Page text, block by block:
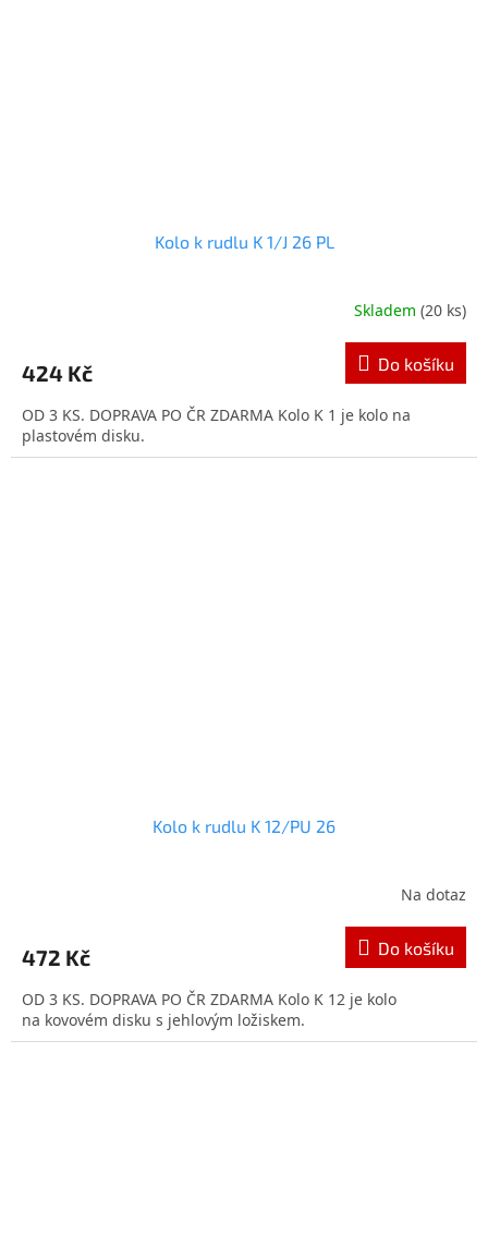
Kolo k rudlu K 1/J 26 PL
je
z
5
hvězdiček.
Skladem(20 ks)
424 Kč Do košíku
OD 3 KS. DOPRAVA PO ČR ZDARMA Kolo K 1 je kolo na
plastovém disku.
Kolo k rudlu K 12/PU 26
je
z
5
hvězdiček.
Na dotaz
472 Kč Do košíku
OD 3 KS. DOPRAVA PO ČR ZDARMA Kolo K 12 je kolo
na kovovém disku s jehlovým ložiskem.